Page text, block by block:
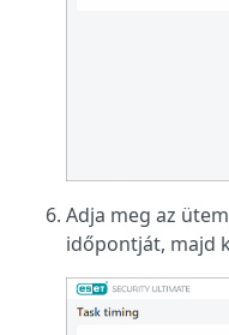
Adja meg az
időpontját, majd